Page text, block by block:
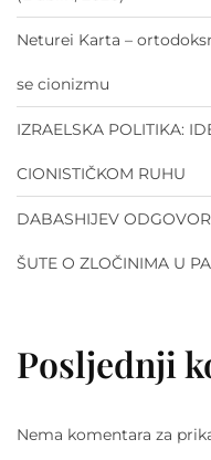
Neturei Karta –
se cionizmu
IZRAELSKA POLITIKA:
CIONISTIČKOM RUHU
DABASHIJEV
ŠUTE O ZLOČINIMA U
Posljednji
Nema komentara za